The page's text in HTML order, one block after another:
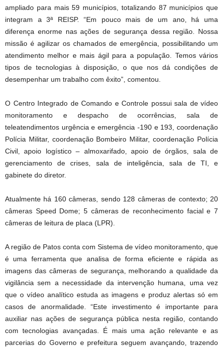
ampliado para mais 59 municípios, totalizando 87 municípios que
integram a 3ª REISP. “Em pouco mais de um ano, há uma
diferença enorme nas ações de segurança dessa região. Nossa
missão é agilizar os chamados de emergência, possibilitando um
atendimento melhor e mais ágil para a população. Temos vários
tipos de tecnologias à disposição, o que nos dá condições de
desempenhar um trabalho com êxito”, comentou.
O Centro Integrado de Comando e Controle possui sala de vídeo
monitoramento e despacho de ocorrências, sala de
teleatendimentos urgência e emergência -190 e 193, coordenação
Polícia Militar, coordenação Bombeiro Militar, coordenação Polícia
Civil, apoio logístico – almoxarifado, apoio de órgãos, sala de
gerenciamento de crises, sala de inteligência, sala de TI, e
gabinete do diretor.
Atualmente há 160 câmeras, sendo 128 câmeras de contexto; 20
câmeras Speed Dome; 5 câmeras de reconhecimento facial e 7
câmeras de leitura de placa (LPR).
A região de Patos conta com Sistema de vídeo monitoramento, que
é uma ferramenta que analisa de forma eficiente e rápida as
imagens das câmeras de segurança, melhorando a qualidade da
vigilância sem a necessidade da intervenção humana, uma vez
que o vídeo analítico estuda as imagens e produz alertas só em
casos de anormalidade. “Este investimento é importante para
auxiliar nas ações de segurança pública nesta região, contando
com tecnologias avançadas. É mais uma ação relevante e as
parcerias do Governo e prefeitura seguem avançando, trazendo